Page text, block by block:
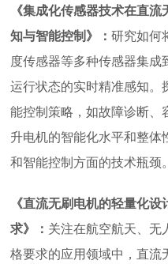
《集成化传感器技术在直
知与智能控制》：研究如何
度传感器等多种传感器集
运行状态的实时精准感知
能控制策略，如故障诊断
升电机的智能化水平和整
和智能控制方面的技术瓶颈。
《直流无刷电机的轻量化
求》： 关注在航空航天、无
格要求的应用领域中，直